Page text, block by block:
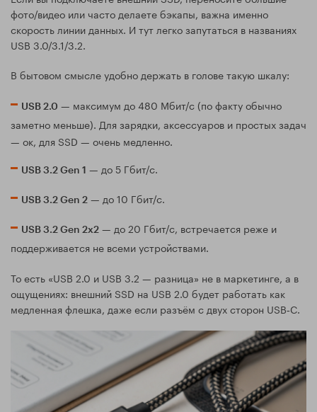
фото/видео или часто делаете бэкапы, важна именно
скорость линии данных. И тут легко запутаться в названиях
USB 3.0/3.1/3.2.
В бытовом смысле удобно держать в голове такую шкалу:
USB 2.0 — максимум до 480 Мбит/с (по факту обычно
заметно меньше). Для зарядки, аксессуаров и простых задач
— ок, для SSD — очень медленно.
USB 3.2 Gen 1 — до 5 Гбит/с.
USB 3.2 Gen 2 — до 10 Гбит/с.
USB 3.2 Gen 2x2 — до 20 Гбит/с, встречается реже и
поддерживается не всеми устройствами.
То есть «USB 2.0 и USB 3.2 — разница» не в маркетинге, а в
ощущениях: внешний SSD на USB 2.0 будет работать как
медленная флешка, даже если разъём с двух сторон USB‑C.